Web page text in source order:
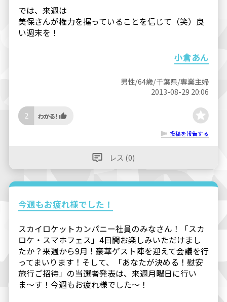
では、来週は
美保さんが権力を握っていることを信じて（笑）良
い週末を！
小倉あん
男性/64歳/千葉県/専業主婦
2013-08-29 20:06
2
投稿を報告する
レス (0)
今週もお疲れ様でした！
スカイロケットカンパニー社員のみなさん！「スカ
ロケ・スマホフェス」4日間お楽しみいただけまし
たか？来週から9月！豪華ゲスト陣を迎えて会議を行
ってまいります！そして、「あなたが決める！慰安
旅行ご招待」の当選者発表は、来週月曜日に行い
ま〜す！今週もお疲れ様でした〜！